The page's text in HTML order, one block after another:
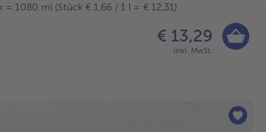
= 1080 ml (Stück € 1,66 / 1 l = € 12,31)
€ 13,29
inkl. MwSt.